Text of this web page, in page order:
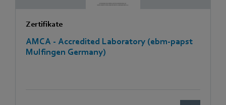
Zertifikate
AMCA - Accredited Laboratory (ebm-papst
Mulfingen Germany)